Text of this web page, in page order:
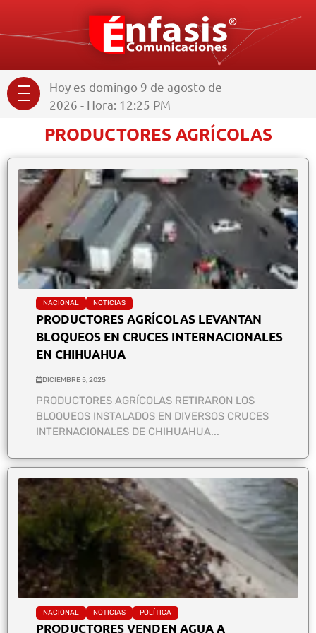
Hoy es domingo 9 de agosto de
2026 - Hora: 12:25 PM
PRODUCTORES AGRÍCOLAS
NACIONAL NOTICIAS
PRODUCTORES AGRÍCOLAS LEVANTAN
BLOQUEOS EN CRUCES INTERNACIONALES
EN CHIHUAHUA
DICIEMBRE 5, 2025
PRODUCTORES AGRÍCOLAS RETIRARON LOS
BLOQUEOS INSTALADOS EN DIVERSOS CRUCES
INTERNACIONALES DE CHIHUAHUA...
NACIONAL NOTICIAS POLÍTICA
PRODUCTORES VENDEN AGUA A